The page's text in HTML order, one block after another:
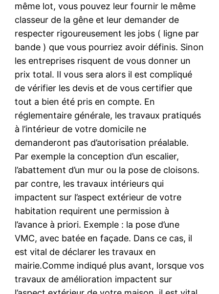
même lot, vous pouvez leur fournir le même
classeur de la gêne et leur demander de
respecter rigoureusement les jobs ( ligne par
bande ) que vous pourriez avoir définis. Sinon
les entreprises risquent de vous donner un
prix total. Il vous sera alors il est compliqué
de vérifier les devis et de vous certifier que
tout a bien été pris en compte. En
réglementaire générale, les travaux pratiqués
à l’intérieur de votre domicile ne
demanderont pas d’autorisation préalable.
Par exemple la conception d’un escalier,
l’abattement d’un mur ou la pose de cloisons.
par contre, les travaux intérieurs qui
impactent sur l’aspect extérieur de votre
habitation requirent une permission à
l’avance à priori. Exemple : la pose d’une
VMC, avec batée en façade. Dans ce cas, il
est vital de déclarer les travaux en
mairie.Comme indiqué plus avant, lorsque vos
travaux de amélioration impactent sur